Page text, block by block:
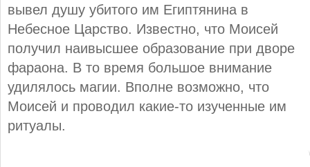
вывел душу убитого им Египтянина в
Небесное Царство. Известно, что Моисей
получил наивысшее образование при дворе
фараона. В то время большое внимание
удилялось магии. Вполне возможно, что
Моисей и проводил какие-то изученные им
ритуалы.